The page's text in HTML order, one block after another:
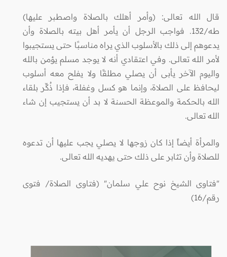
قال الله تعالى: (وأمر أهلك بالصلاة واصطبر عليها)
طه/132. فواجب الرجل أن يأمر أهل بيته بالصلاة وأن
يدعوهم إلى ذلك بالأسلوب الذي يراه مناسبًا حتى يستجيبوا
لأمر الله تعالى. وفي اعتقادي أنه لا يوجد مسلم يؤمن بالله
واليوم الآخر يأبى أن يصلي مطلقًا ولا يفلح معه أسلوب
ليحافظ على الصلاة، وإنما هو كسل وغفلة، فإذا ذُكِّر بلقاء
الله بالحكمة والموعظة الحسنة لا بد أن يستجيب إن شاء
الله تعالى.
والمرأة أيضاً إذا كان زوجها لا يصلي يجب عليها أن تدعوه
للصلاة وأن تثابر على ذلك حتى يهديه الله تعالى.
"فتاوى الشيخ نوح علي سلمان" (فتاوى الصلاة/ فتوى
رقم/16)